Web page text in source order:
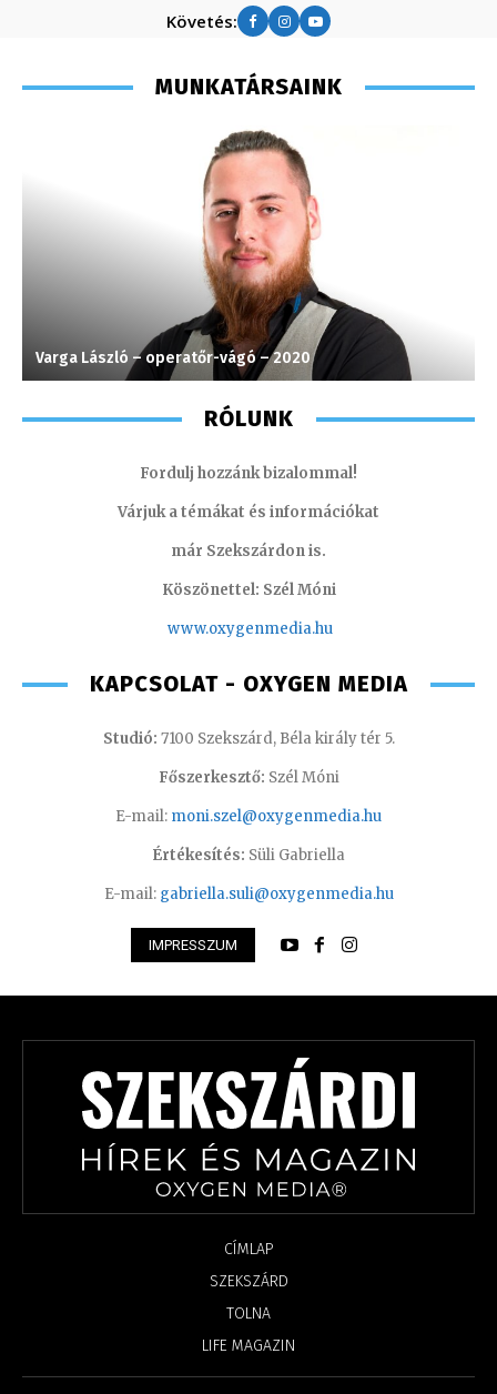
Követés:
MUNKATÁRSAINK
Varga László – operatőr-vágó – 2020
RÓLUNK
Fordulj hozzánk bizalommal!
Várjuk a témákat és információkat
már Szekszárdon is.
Köszönettel: Szél Móni
www.oxygenmedia.hu
KAPCSOLAT - OXYGEN MEDIA
Studió: 7100 Szekszárd, Béla király tér 5.
Főszerkesztő: Szél Móni
E-mail: moni.szel@oxygenmedia.hu
Értékesítés: Süli Gabriella
E-mail: gabriella.suli@oxygenmedia.hu
IMPRESSZUM
CÍMLAP
SZEKSZÁRD
TOLNA
LIFE MAGAZIN